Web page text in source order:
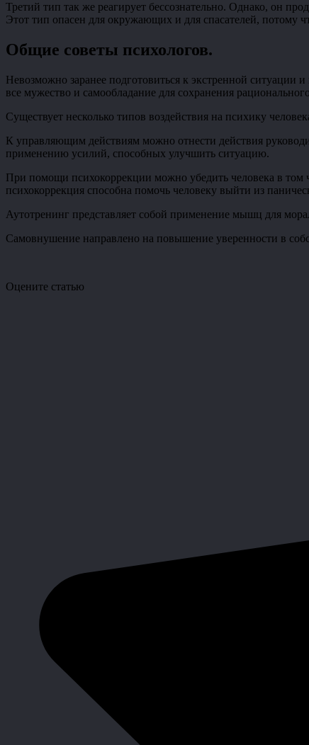
Третий тип так же реагирует бессознательно. Однако, он
Этот тип опасен для окружающих и для спасателей, потому
Общие советы психологов.
Невозможно заранее подготовиться к экстренной ситуации
все мужество и самообладание для сохранения
Существует несколько типов воздействия на психику
К управляющим действиям можно отнести действия
применению усилий, способных улучшить ситуацию.
При помощи психокоррекции можно убедить человека в том
психокоррекция способна помочь человеку выйти из
Аутотренинг представляет собой применение мышц для
Самовнушение направлено на повышение уверенности в
Оцените статью